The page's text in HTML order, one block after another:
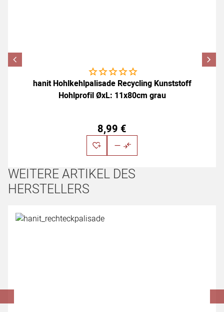
Noch keine Bewertungen abgegeben
hanit Hohlkehlpalisade Recycling Kunststoff
Hohlprofil ØxL: 11x80cm grau
8,99 €
WEITERE ARTIKEL DES
HERSTELLERS
Artikel überspringen